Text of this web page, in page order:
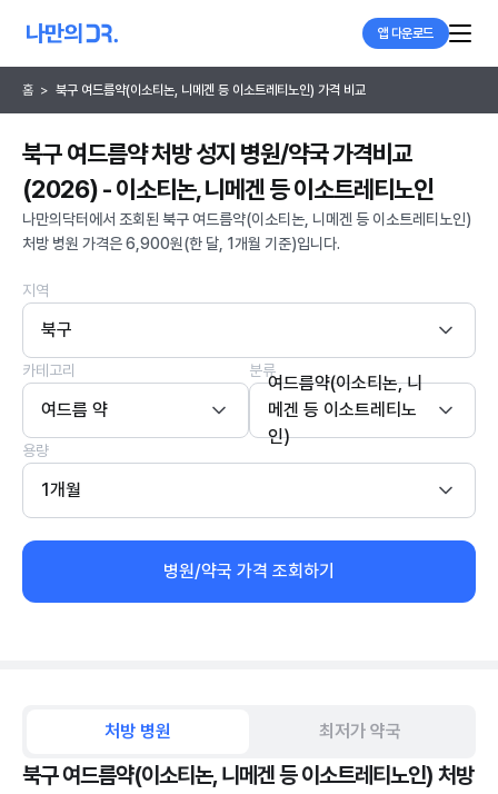
앱 다운로드
홈 > 북구 여드름약(이소티논, 니메겐 등 이소트레티노인) 가격 비교
북구 여드름약 처방 성지 병원/약국 가격비교
(2026) - 이소티논, 니메겐 등 이소트레티노인
나만의닥터에서 조회된 북구 여드름약(이소티논, 니메겐 등 이소트레티노인)
처방 병원 가격은 6,900원(한 달, 1개월 기준)입니다.
지역
북구
카테고리
여드름 약
분류
여드름약(이소티논, 니
메겐 등 이소트레티노
인)
용량
1개월
병원/약국 가격 조회하기
처방 병원 최저가 약국
북구 여드름약(이소티논, 니메겐 등 이소트레티노인) 처방